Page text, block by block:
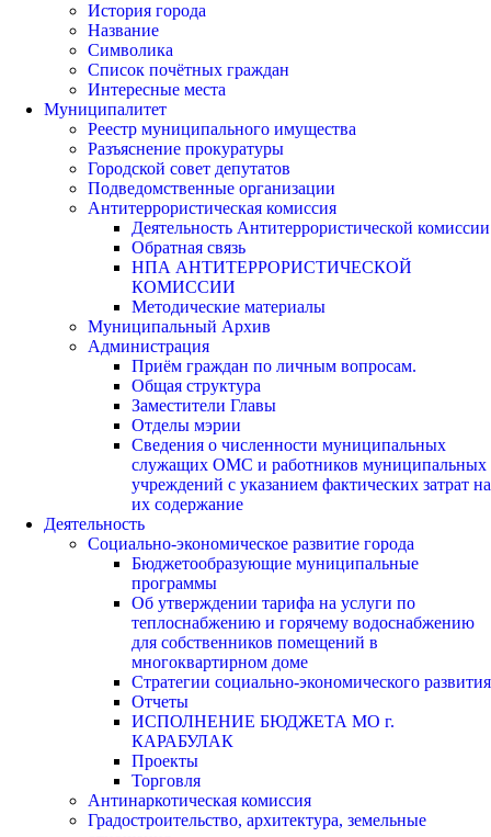
История города
Название
Символика
Список почётных граждан
Интересные места
Муниципалитет
Реестр муниципального имущества
Разъяснение прокуратуры
Городской совет депутатов
Подведомственные организации
Антитеррористическая комиссия
Деятельность Антитеррористической комиссии
Обратная связь
НПА АНТИТЕРРОРИСТИЧЕСКОЙ
КОМИССИИ
Методические материалы
Муниципальный Архив
Администрация
Приём граждан по личным вопросам.
Общая структура
Заместители Главы
Отделы мэрии
Сведения о численности муниципальных
служащих ОМС и работников муниципальных
учреждений с указанием фактических затрат на
их содержание
Деятельность
Социально-экономическое развитие города
Бюджетообразующие муниципальные
программы
Об утверждении тарифа на услуги по
теплоснабжению и горячему водоснабжению
для собственников помещений в
многоквартирном доме
Стратегии социально-экономического развития
Отчеты
ИСПОЛНЕНИЕ БЮДЖЕТА МО г.
КАРАБУЛАК
Проекты
Торговля
Антинаркотическая комиссия
Градостроительство, архитектура, земельные